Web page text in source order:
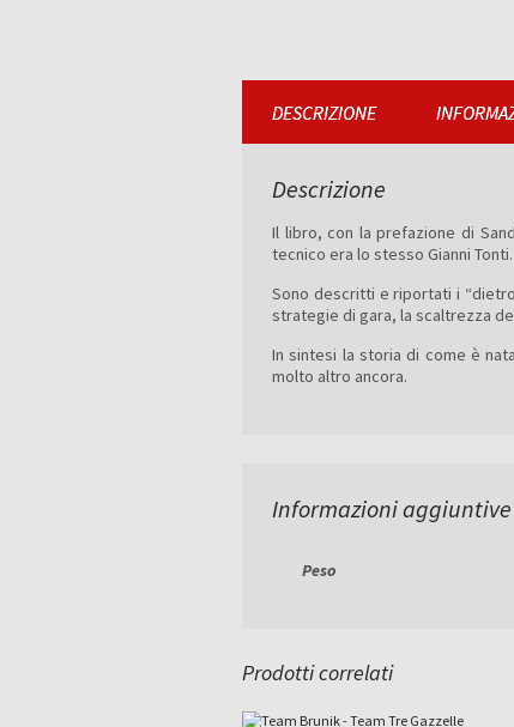
DESCRIZIONE
Descrizione
Il libro, con la prefazione di
tecnico era lo stesso Gianni Tonti.
Sono descritti e riportati i
strategie di gara, la scaltrezza
In sintesi la storia di come è
molto altro ancora.
Informazioni aggiuntive
Peso
Prodotti correlati